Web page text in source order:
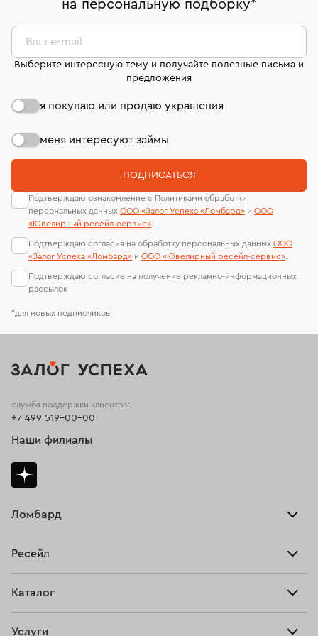
дней на возврат. Детальные условия возврата
комиссионных украшений и часов смотрите на
странице«Возврат украшений»
сертификаты МГУ и других геммологических
лабораторий
на персональную подборку*
*для новых подписчиков
Ваш e-mail
Выберите интересную тему и получайте полезные письма и
предложения
я покупаю или продаю украшения
меня интересуют займы
ПОДПИСАТЬСЯ
Подтверждаю ознакомление с Политиками обработки
персональных данных ООО «Залог Успеха «Ломбард» и ООО
«Ювелирный ресейл-сервиc».
Подтверждаю согласия на обработку персональных данных ООО
«Залог Успеха «Ломбард» и ООО «Ювелирный ресейл-сервиc».
Подтверждаю согласие на получение рекламно-информационных
рассылок
Ломбард
Тарифы
Ресейл
Каталог
Услуги
служба поддержки клиентов:
+7 499 519-00-00
Наши филиалы